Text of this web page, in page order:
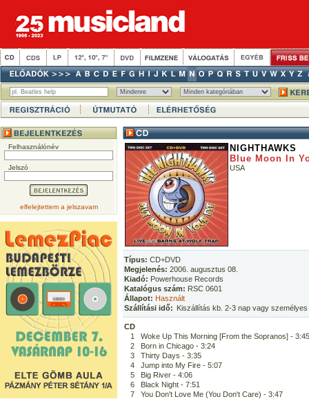
Felhasználónév
Jelszó
elfelejtettem a jelszavam
NIGHTHAWKS
Blue Moon In
USA
Típus: CD+DVD
Megjelenés: 2006. augusztus 08.
Kiadó: Powerhouse Records
Katalógus szám: RSC 0601
Állapot: Használt
Szállítási idő: Kiszállítás kb. 2-3 nap vagy
CD
1
Woke Up This Morning [From the Sopranos] - 3:45
2
Born in Chicago - 3:24
3
Thirty Days - 3:35
4
Jump into My Fire - 5:07
5
Big River - 4:06
6
Black Night - 7:51
7
You Don't Love Me (You Don't Care) - 3:47